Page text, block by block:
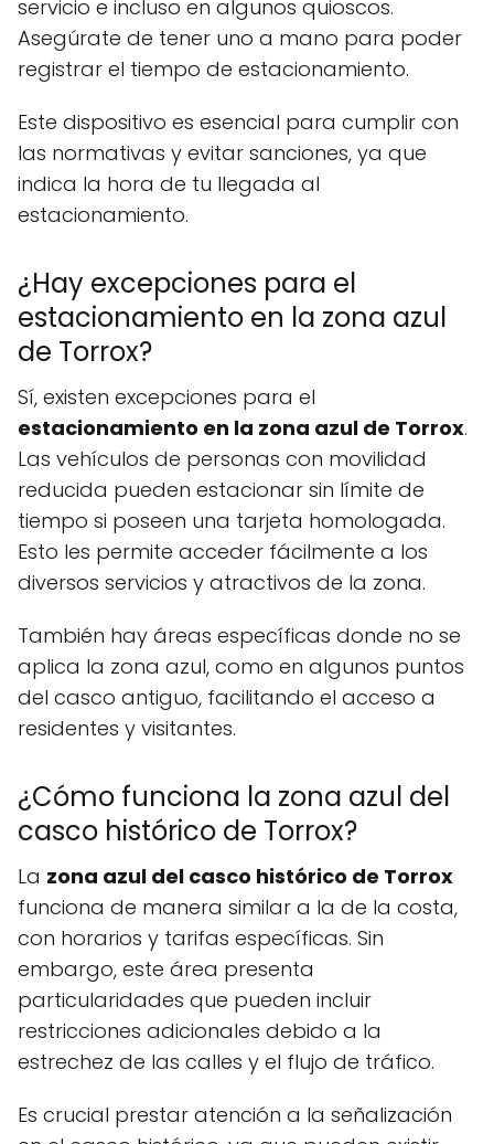
servicio e incluso en algunos quioscos.
Asegúrate de tener uno a mano para poder
registrar el tiempo de estacionamiento.
Este dispositivo es esencial para cumplir con
las normativas y evitar sanciones, ya que
indica la hora de tu llegada al
estacionamiento.
¿Hay excepciones para el
estacionamiento en la zona azul
de Torrox?
Sí, existen excepciones para el
estacionamiento en la zona azul de Torrox.
Las vehículos de personas con movilidad
reducida pueden estacionar sin límite de
tiempo si poseen una tarjeta homologada.
Esto les permite acceder fácilmente a los
diversos servicios y atractivos de la zona.
También hay áreas específicas donde no se
aplica la zona azul, como en algunos puntos
del casco antiguo, facilitando el acceso a
residentes y visitantes.
¿Cómo funciona la zona azul del
casco histórico de Torrox?
La zona azul del casco histórico de Torrox
funciona de manera similar a la de la costa,
con horarios y tarifas específicas. Sin
embargo, este área presenta
particularidades que pueden incluir
restricciones adicionales debido a la
estrechez de las calles y el flujo de tráfico.
Es crucial prestar atención a la señalización